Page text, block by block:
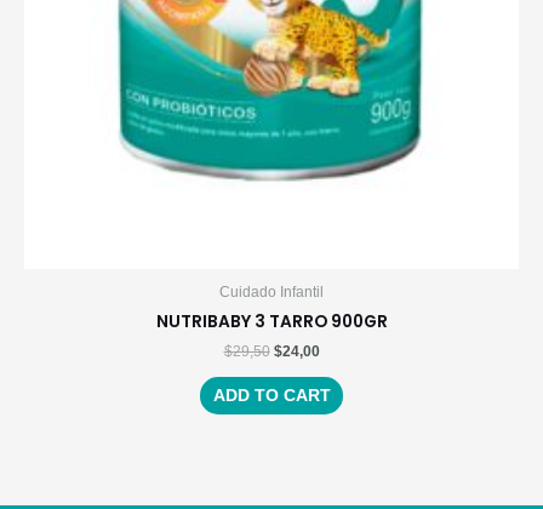
Cuidado Infantil
NUTRIBABY 3 TARRO 900GR
$29,50 $24,00
ADD TO CART